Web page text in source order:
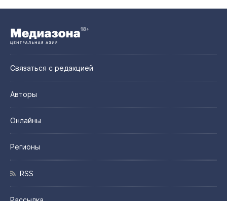
Связаться с редакцией
Авторы
Онлайны
Регионы
RSS